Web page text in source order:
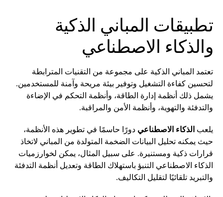
تطبيقات المباني الذكية
والذكاء الاصطناعي
تعتمد المباني الذكية على مجموعة من التقنيات المترابطة
لتحسين كفاءة التشغيل وتوفير بيئة مريحة وآمنة للمستخدمين.
يشمل ذلك أنظمة إدارة الطاقة، وأنظمة التحكم في الإضاءة
والتدفئة والتهوية، وأنظمة الأمن والمراقبة.
يلعب الذكاء الاصطناعي دورًا حاسمًا في تطوير هذه الأنظمة،
حيث يمكنه تحليل البيانات الضخمة المتولدة من المباني لاتخاذ
قرارات ذكية ومستنيرة. على سبيل المثال، يمكن لخوارزميات
الذكاء الاصطناعي التنبؤ باستهلاك الطاقة وتعديل أنظمة التدفئة
والتبريد تلقائيًا لتقليل التكاليف.